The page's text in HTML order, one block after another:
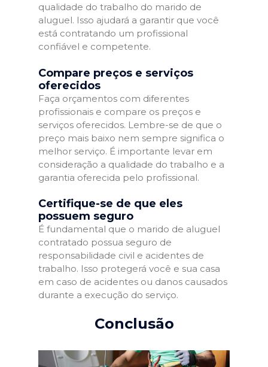
qualidade do trabalho do marido de
aluguel. Isso ajudará a garantir que você
está contratando um profissional
confiável e competente.
Compare preços e serviços
oferecidos
Faça orçamentos com diferentes
profissionais e compare os preços e
serviços oferecidos. Lembre-se de que o
preço mais baixo nem sempre significa o
melhor serviço. É importante levar em
consideração a qualidade do trabalho e a
garantia oferecida pelo profissional.
Certifique-se de que eles
possuem seguro
É fundamental que o marido de aluguel
contratado possua seguro de
responsabilidade civil e acidentes de
trabalho. Isso protegerá você e sua casa
em caso de acidentes ou danos causados
durante a execução do serviço.
Conclusão